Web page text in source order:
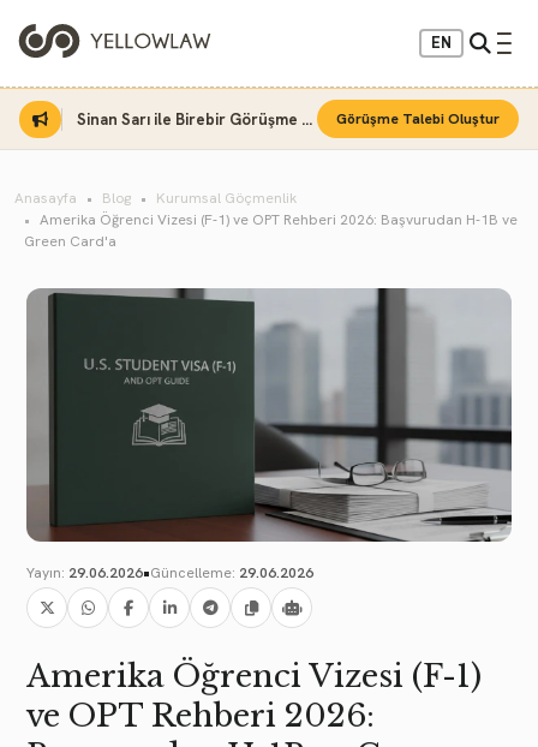
EN
Sinan Sarı ile Birebir Görüşme Fırsatı Görüşme Talebi Oluştur
Anasayfa Blog
Kurumsal Göçmenlik
Amerika Öğrenci Vizesi (F-1) ve OPT Rehberi 2026: Başvurudan H-1B ve
Green Card'a
Yayın: 29.06.2026•Güncelleme: 29.06.2026
Amerika Öğrenci Vizesi (F-1)
ve OPT Rehberi 2026: